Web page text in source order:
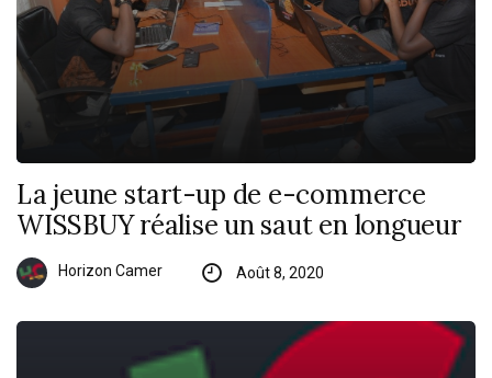
La jeune start-up de e-commerce
WISSBUY réalise un saut en longueur
Horizon Camer Août 8, 2020